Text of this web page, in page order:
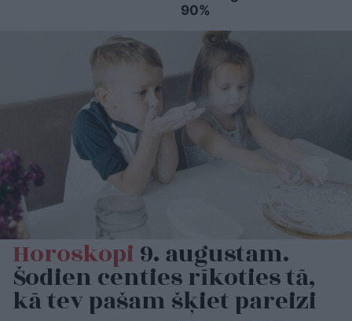
90%
Horoskopi9. augustam.
Šodien centies rīkoties tā,
kā tev pašam šķiet pareizi